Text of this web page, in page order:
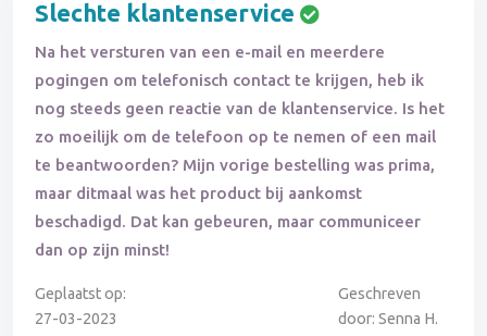
Slechte klantenservice
Na het versturen van een e-mail en meerdere
pogingen om telefonisch contact te krijgen, heb ik
nog steeds geen reactie van de klantenservice. Is het
zo moeilijk om de telefoon op te nemen of een mail
te beantwoorden? Mijn vorige bestelling was prima,
maar ditmaal was het product bij aankomst
beschadigd. Dat kan gebeuren, maar communiceer
dan op zijn minst!
Geplaatst op:
27-03-2023
Geschreven
door: Senna H.